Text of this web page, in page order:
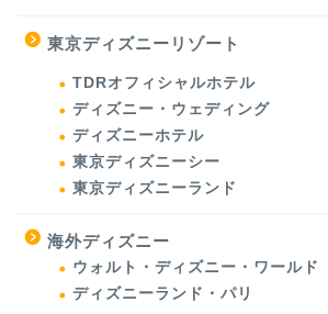
東京ディズニーリゾート
TDRオフィシャルホテル
ディズニー・ウェディング
ディズニーホテル
東京ディズニーシー
東京ディズニーランド
海外ディズニー
ウォルト・ディズニー・ワールド
ディズニーランド・パリ